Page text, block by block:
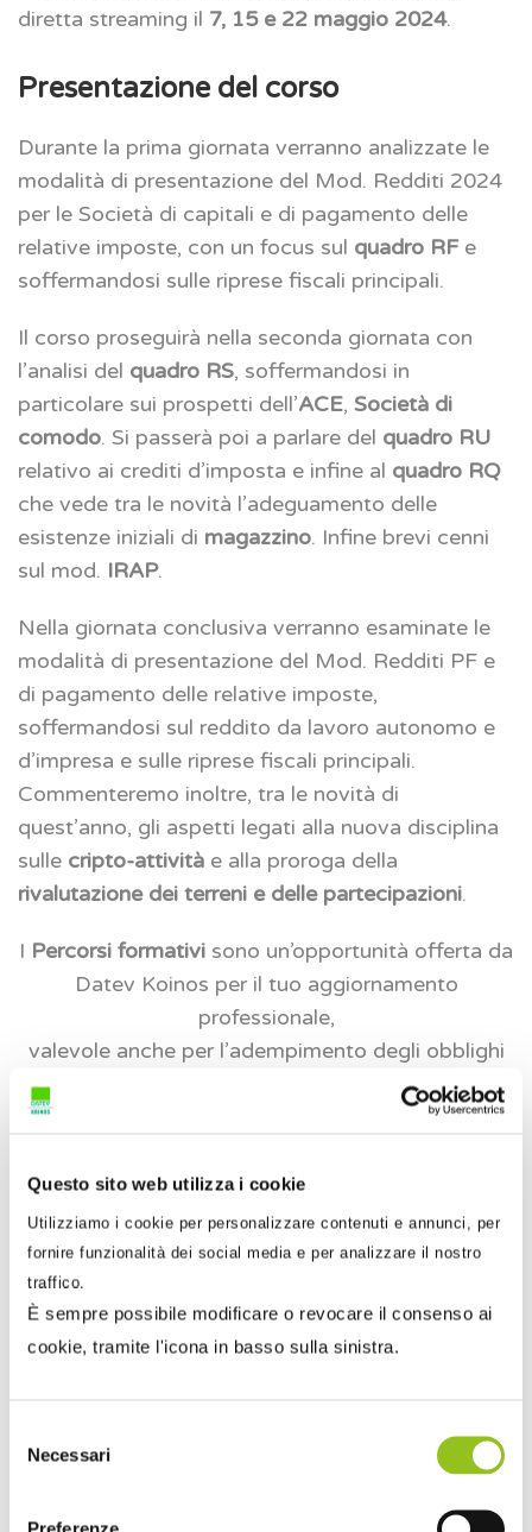
Questo sito web utilizza i cookie
Utilizziamo i cookie per personalizzare contenuti e annunci, per
fornire funzionalità dei social media e per analizzare il nostro
traffico.
È sempre possibile modificare o revocare il consenso ai
cookie, tramite l'icona in basso sulla sinistra.
delNecessari
Preferenze
diretta streaming il 7, 15 e 22 maggio 2024.
Presentazione del corso
Durante la prima giornata verranno analizzate le
modalità di presentazione del Mod. Redditi 2024
per le Società di capitali e di pagamento delle
relative imposte, con un focus sul quadro RFe
soffermandosi sulle riprese fiscali principali.
Il corso proseguirà nella seconda giornata con
l’analisi del quadro RS, soffermandosi in
particolare sui prospetti dell’ACE, Società di
comodo. Si passerà poi a parlare del quadro RU
relativo ai crediti d’imposta e infine al quadro RQ
che vede tra le novità l’adeguamento delle
esistenze iniziali di magazzino. Infine brevi cenni
sul mod. IRAP.
Nella giornata conclusiva verranno esaminate le
modalità di presentazione del Mod. Redditi PF e
di pagamento delle relative imposte,
soffermandosi sul reddito da lavoro autonomo e
d’impresa e sulle riprese fiscali principali.
Commenteremo inoltre, tra le novità di
quest’anno, gli aspetti legati alla nuova disciplina
sulle cripto-attività e alla proroga della
rivalutazione dei terreni e delle partecipazioni.
I Percorsi formativi sono un’opportunità offerta da
Datev Koinos per il tuo aggiornamento
professionale,
valevole anche per l’adempimento degli obblighi
I video delle lezioni saranno resi disponibili anche
in versioneon demand, a partire dalla settimana
successiva alla data di registrazione.
Il programma
DATA